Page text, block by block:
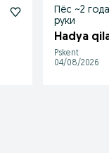
Пёс ~2
руки
Hadya
Pskent
04/08/2026